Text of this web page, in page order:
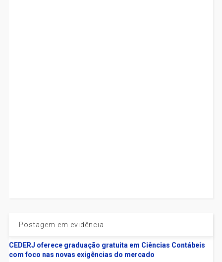
Postagem em evidência
CEDERJ oferece graduação gratuita em Ciências Contábeis
com foco nas novas exigências do mercado